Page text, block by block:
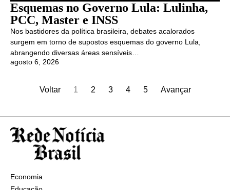
Esquemas no Governo Lula: Lulinha,
PCC, Master e INSS
Nos bastidores da política brasileira, debates acalorados
surgem em torno de supostos esquemas do governo Lula,
abrangendo diversas áreas sensíveis…
agosto 6, 2026
Voltar 1 2 3 4 5 Avançar
Economia